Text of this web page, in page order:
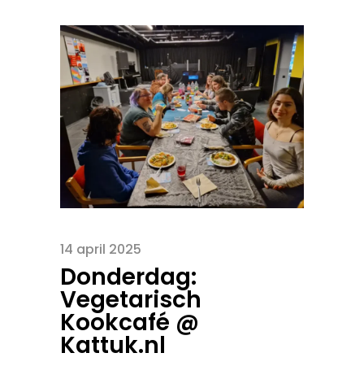
14 april 2025
Donderdag:
Vegetarisch
Kookcafé @
Kattuk.nl